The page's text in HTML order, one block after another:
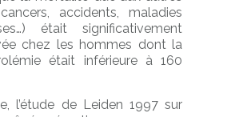
accidents, maladies
était significativement
chez les hommes dont la
était inférieure à 160
l’étude de Leiden 1997 sur